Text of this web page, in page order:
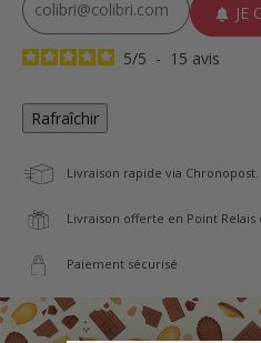
JE
5/5 - 15 avis
Livraison rapide via Chronopost.
Livraison offerte en Point Relais
Paiement sécurisé